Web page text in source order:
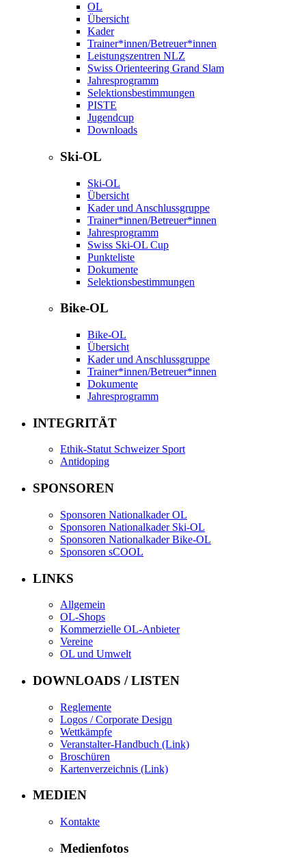
OL
Übersicht
Kader
Trainer*innen/Betreuer*innen
Leistungszentren NLZ
Swiss Orienteering Grand Slam
Jahresprogramm
Selektionsbestimmungen
PISTE
Jugendcup
Downloads
Ski-OL
Ski-OL
Übersicht
Kader und Anschlussgruppe
Trainer*innen/Betreuer*innen
Jahresprogramm
Swiss Ski-OL Cup
Punkteliste
Dokumente
Selektionsbestimmungen
Bike-OL
Bike-OL
Übersicht
Kader und Anschlussgruppe
Trainer*innen/Betreuer*innen
Dokumente
Jahresprogramm
INTEGRITÄT
Ethik-Statut Schweizer Sport
Antidoping
SPONSOREN
Sponsoren Nationalkader OL
Sponsoren Nationalkader Ski-OL
Sponsoren Nationalkader Bike-OL
Sponsoren sCOOL
LINKS
Allgemein
OL-Shops
Kommerzielle OL-Anbieter
Vereine
OL und Umwelt
DOWNLOADS / LISTEN
Reglemente
Logos / Corporate Design
Wettkämpfe
Veranstalter-Handbuch (Link)
Broschüren
Kartenverzeichnis (Link)
MEDIEN
Kontakte
Medienfotos